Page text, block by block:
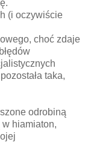
(i oczywiście
choć zdaje
taka,
odrobiną
w hiamiaton,